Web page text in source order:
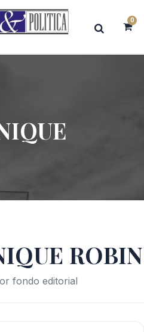
0
ROBIN
fondo editorial